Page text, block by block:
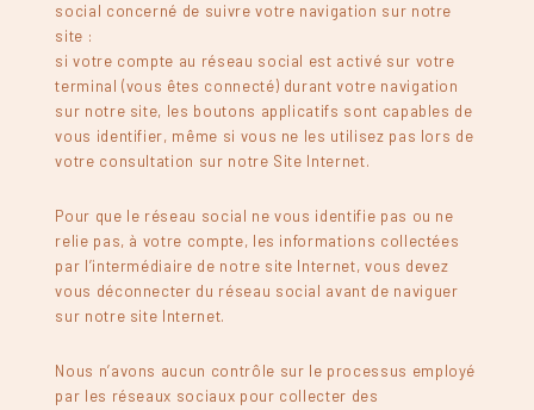
social concerné de suivre votre navigation sur notre
site :
si votre compte au réseau social est activé sur votre
terminal (vous êtes connecté) durant votre navigation
sur notre site, les boutons applicatifs sont capables de
vous identifier, même si vous ne les utilisez pas lors de
votre consultation sur notre Site Internet.
Pour que le réseau social ne vous identifie pas ou ne
relie pas, à votre compte, les informations collectées
par l’intermédiaire de notre site Internet, vous devez
vous déconnecter du réseau social avant de naviguer
sur notre site Internet.
Nous n’avons aucun contrôle sur le processus employé
par les réseaux sociaux pour collecter des